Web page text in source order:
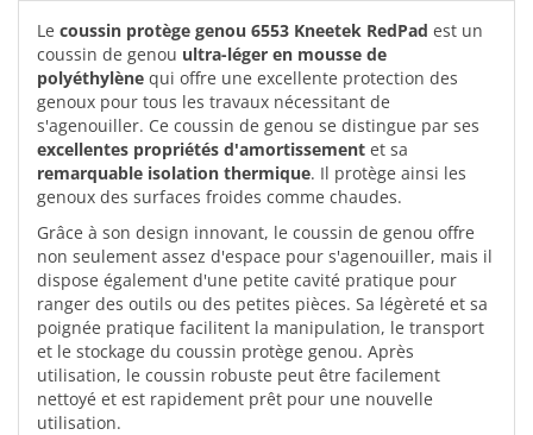
Le coussin protège genou 6553 Kneetek RedPad est un
coussin de genou ultra-léger en mousse de
polyéthylène qui offre une excellente protection des
genoux pour tous les travaux nécessitant de
s'agenouiller. Ce coussin de genou se distingue par ses
excellentes propriétés d'amortissement et sa
remarquable isolation thermique. Il protège ainsi les
genoux des surfaces froides comme chaudes.
Grâce à son design innovant, le coussin de genou offre
non seulement assez d'espace pour s'agenouiller, mais il
dispose également d'une petite cavité pratique pour
ranger des outils ou des petites pièces. Sa légèreté et sa
poignée pratique facilitent la manipulation, le transport
et le stockage du coussin protège genou. Après
utilisation, le coussin robuste peut être facilement
nettoyé et est rapidement prêt pour une nouvelle
utilisation.